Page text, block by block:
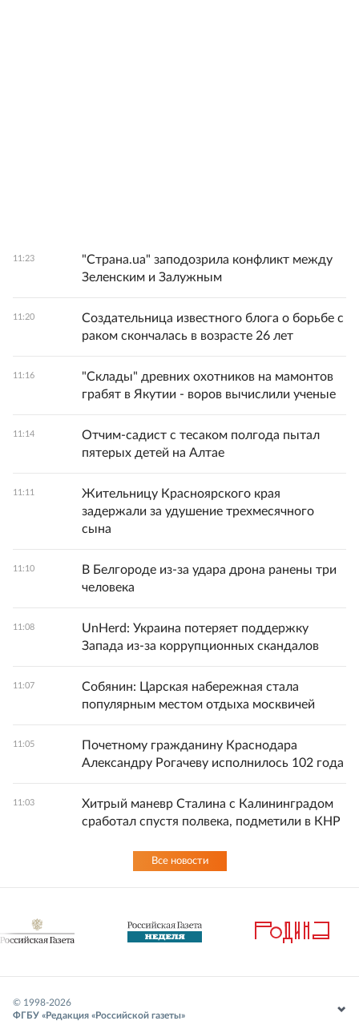
11:23
"Страна.ua" заподозрила конфликт между
Зеленским и Залужным
11:20
Создательница известного блога о борьбе с
раком скончалась в возрасте 26 лет
11:16
"Склады" древних охотников на мамонтов
грабят в Якутии - воров вычислили ученые
11:14
Отчим-садист с тесаком полгода пытал
пятерых детей на Алтае
11:11
Жительницу Красноярского края
задержали за удушение трехмесячного
сына
11:10
В Белгороде из-за удара дрона ранены три
человека
11:08
UnHerd: Украина потеряет поддержку
Запада из-за коррупционных скандалов
11:07
Собянин: Царская набережная стала
популярным местом отдыха москвичей
11:05
Почетному гражданину Краснодара
Александру Рогачеву исполнилось 102 года
11:03
Хитрый маневр Сталина с Калининградом
сработал спустя полвека, подметили в КНР
Все новости
© 1998-2026
ФГБУ «Редакция «Российской газеты»